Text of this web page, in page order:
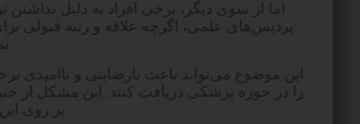
اما از سوی دیگر، برخی افراد به دلیل
پردیس‌های علمی، اگرچه علاقه و رتبه قبولی
این موضوع می‌تواند باعث نارضایتی و ناامیدی
را در حوزه پزشکی دریافت کنند. این مشکل از
بر روی